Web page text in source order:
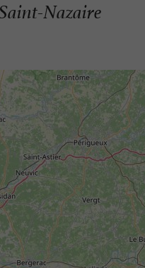
Nazaire